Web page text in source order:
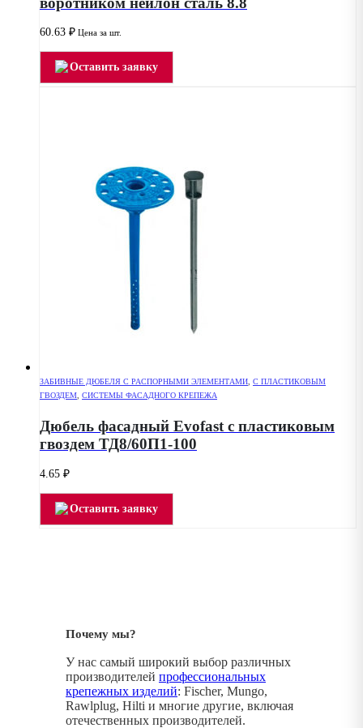
60.63 ₽ Цена за шт.
Оставить заявку
ЗАБИВНЫЕ ДЮБЕЛЯ С РАСПОРНЫМИ ЭЛЕМЕНТАМИ, С ПЛАСТИКОВЫМ
ГВОЗДЕМ, СИСТЕМЫ ФАСАДНОГО КРЕПЕЖА
Дюбель фасадный Evofast с пластиковым
гвоздем ТД8/60П1-100
4.65 ₽
Оставить заявку
Почему мы?
У нас самый широкий выбор различных
производителей профессиональных
крепежных изделий: Fischer, Mungo,
Rawlplug, Hilti и многие другие, включая
отечественных производителей.